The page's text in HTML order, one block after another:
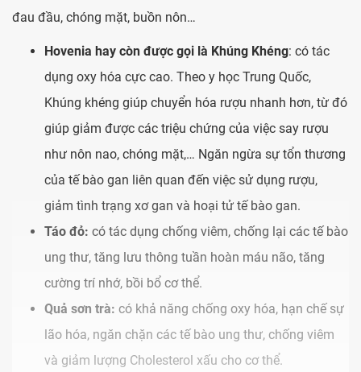
đau đầu, chóng mặt, buồn nôn…
Hovenia hay còn được gọi là Khúng Khéng: có tác
dụng oxy hóa cực cao. Theo y học Trung Quốc,
Khúng khéng giúp chuyển hóa rượu nhanh hơn, từ đó
giúp giảm được các triệu chứng của việc say rượu
như nôn nao, chóng mặt,… Ngăn ngừa sự tổn thương
của tế bào gan liên quan đến việc sử dụng rượu,
giảm tình trạng xơ gan và hoại tử tế bào gan.
Táo đỏ: có tác dụng chống viêm, chống lại các tế bào
ung thư, tăng lưu thông tuần hoàn máu não, tăng
cường trí nhớ, bồi bổ cơ thể.
Quả sơn trà: có khả năng chống oxy hóa, hạn chế sự
lão hóa, ngăn chặn các tế bào ung thư, chống viêm
và giảm lượng Cholesterol xấu cho cơ thể.